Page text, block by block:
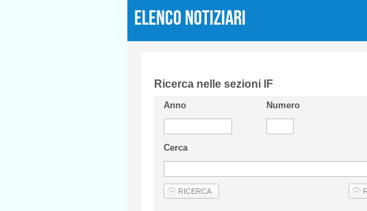
Elenco Notiziari
Ricerca nelle sezioni IF
Anno Numero
Cerca